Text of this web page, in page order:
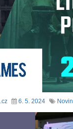
6. 5. 2024